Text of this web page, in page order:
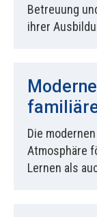
Betreuung
ihrer
Die
Atmosphäre
Lernen als